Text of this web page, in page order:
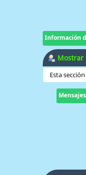
Información
Mostrar
Esta
Mensajes